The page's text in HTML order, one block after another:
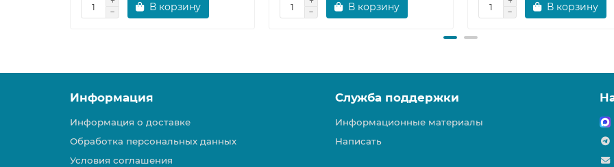
В корзину В корзину В корзину
Информация
Информация о доставке
Обработка персональных данных
Условия соглашения
Служба поддержки
Информационные материалы
Написать